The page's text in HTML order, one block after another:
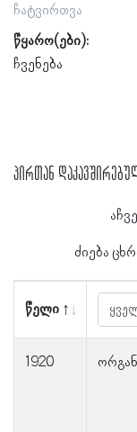
ჩატვირთვა
წყარო(ები):
ჩვენება
პირთან
ძიება
წელი
1920